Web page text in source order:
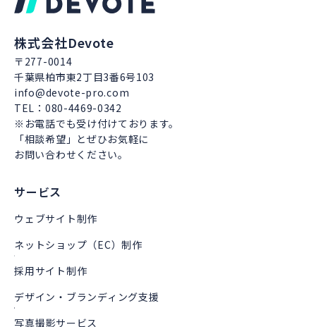
株式会社Devote
〒277-0014
千葉県柏市東2丁目3番6号103
info@devote-pro.com
TEL：080-4469-0342
※お電話でも受け付けております。
「相談希望」とぜひお気軽に
お問い合わせください。
サービス
ウェブサイト制作
ネットショップ（EC）制作
採用サイト制作
デザイン・ブランディング支援
写真撮影サービス